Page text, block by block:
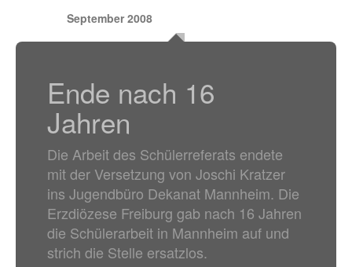
September 2008
Ende nach 16
Jahren
Die Arbeit des Schülerreferats endete
mit der Versetzung von Joschi Kratzer
ins Jugendbüro Dekanat Mannheim. Die
Erzdiözese Freiburg gab nach 16 Jahren
die Schülerarbeit in Mannheim auf und
strich die Stelle ersatzlos.